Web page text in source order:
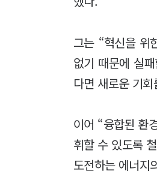
그는 “혁신을 위
없기 때문에 실
다면 새로운 기
이어 “융합된 환
휘할 수 있도록
도전하는 에너지